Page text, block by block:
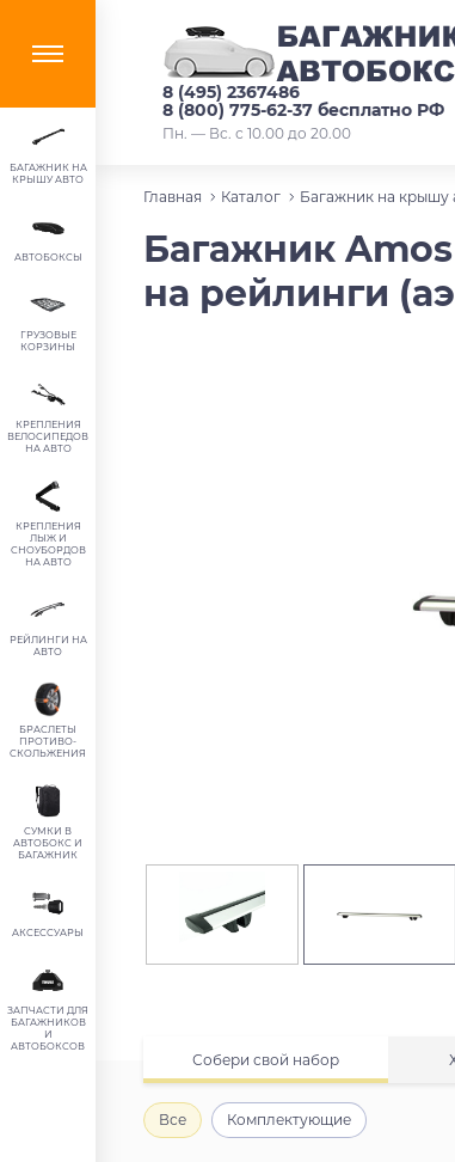
8 (495) 2367486
8 (800) 775-62-37 бесплатно РФ
Пн. — Вс. с 10.00 до 20.00
БАГАЖНИК НА
КРЫШУ АВТО
АВТОБОКСЫ
ГРУЗОВЫЕ
КОРЗИНЫ
КРЕПЛЕНИЯ
ВЕЛОСИПЕДОВ
НА АВТО
КРЕПЛЕНИЯ
ЛЫЖ И
СНОУБОРДОВ
НА АВТО
РЕЙЛИНГИ НА
АВТО
БРАСЛЕТЫ
ПРОТИВО-
СКОЛЬЖЕНИЯ
СУМКИ В
АВТОБОКС И
БАГАЖНИК
АКСЕССУАРЫ
ЗАПЧАСТИ ДЛЯ
БАГАЖНИКОВ
И
АВТОБОКСОВ
Главная Каталог Багажник на крышу
Багажник
на рейлинги
Собери свой набор
Все Комплектующие